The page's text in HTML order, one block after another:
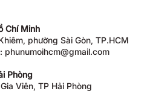
Chí Minh
phường Sài Gòn, TP.HCM
phunumoihcm@gmail.com
Phòng
Viên, TP Hải Phòng